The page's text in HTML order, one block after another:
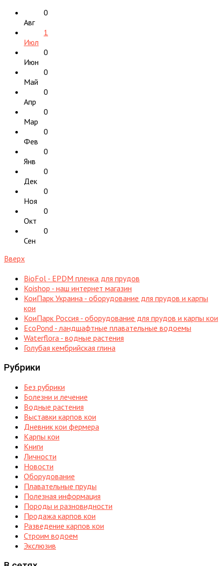
0
Авг
1
Июл
0
Июн
0
Май
0
Апр
0
Мар
0
Фев
0
Янв
0
Дек
0
Ноя
0
Окт
0
Сен
Вверх
BioFol - EPDM пленка для прудов
Koishop - наш интернет магазин
КоиПарк Украина - оборудование для прудов и карпы
кои
КоиПарк Россия - оборудование для прудов и карпы кои
EcoPond - ландшафтные плавательные водоемы
Waterflora - водные растения
Голубая кембрийская глина
Рубрики
Без рубрики
Болезни и лечение
Водные растения
Выставки карпов кои
Дневник кои фермера
Карпы кои
Книги
Личности
Новости
Оборудование
Плавательные пруды
Полезная информация
Породы и разновидности
Продажа карпов кои
Разведение карпов кои
Строим водоем
Экслюзив